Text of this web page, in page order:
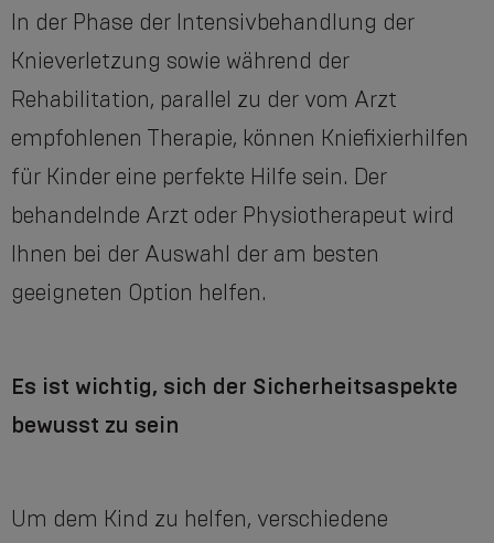
In der Phase der Intensivbehandlung der
Knieverletzung sowie während der
Rehabilitation, parallel zu der vom Arzt
empfohlenen Therapie, können Kniefixierhilfen
für Kinder eine perfekte Hilfe sein. Der
behandelnde Arzt oder Physiotherapeut wird
Ihnen bei der Auswahl der am besten
geeigneten Option helfen.
Es ist wichtig, sich der Sicherheitsaspekte
bewusst zu sein
Um dem Kind zu helfen, verschiedene